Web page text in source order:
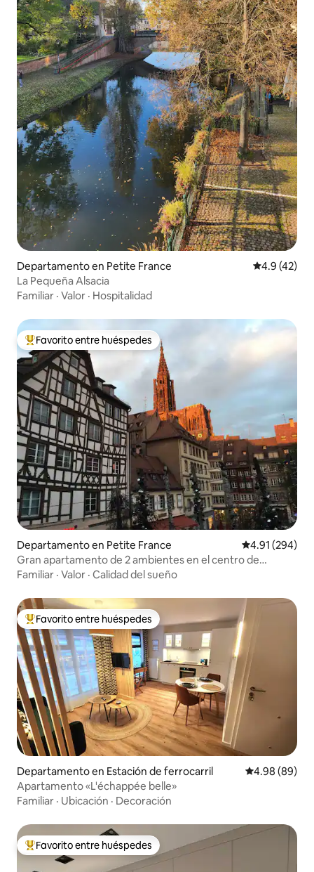
Departamento en Petite France Calificación
4.9 (42)
La Pequeña Alsacia
Familiar · Valor · Hospitalidad
De los mejores en Favorito entre huéspedes
Favorito entre huéspedes
Departamento en Petite France Calificación
4.91 (294)
Gran apartamento de 2 ambientes en el centro de
Estrasburgo con vista a la catedral
Familiar · Valor · Calidad del sueño
De los mejores en Favorito entre huéspedes
Favorito entre huéspedes
Departamento en Estación de ferrocarril Calificación
4.98 (89)
Apartamento «L'échappée belle»
Familiar · Ubicación · Decoración
De los mejores en Favorito entre huéspedes
Favorito entre huéspedes